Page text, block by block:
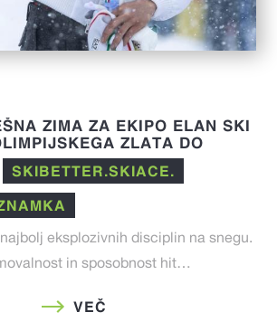
ZIMA ZA EKIPO ELAN SKI
ZLATA DO
V FIS SEZONI 25/26
SKIBETTER.SKIACE.
eksplozivnih disciplin na snegu.
in sposobnost hit…
VEČ